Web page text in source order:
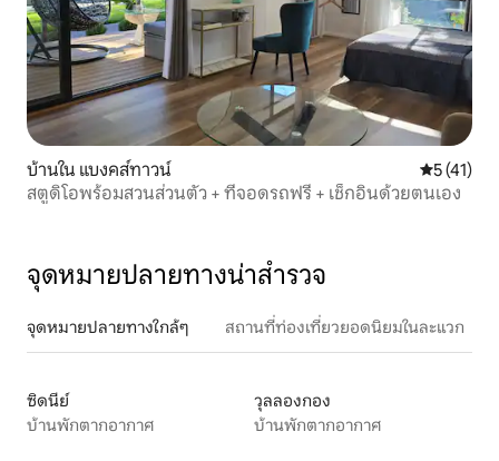
บ้านใน แบงคส์ทาวน์ คะแนนเฉ
5 (41)
สตูดิโอพร้อมสวนส่วนตัว + ที่จอดรถฟรี + เช็กอินด้วยตนเอง
จุดหมายปลายทางน่าสำรวจ
จุดหมายปลายทางใกล้ๆ สถานที่ท่องเที่ยวยอดนิยมในละแวก
ซิดนีย์
บ้านพักตากอากาศ
วุลลองกอง
บ้านพักตากอากาศ